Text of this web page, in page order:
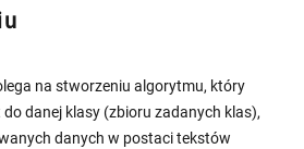
na stworzeniu algorytmu, który
danej klasy (zbioru zadanych klas),
danych w postaci tekstów